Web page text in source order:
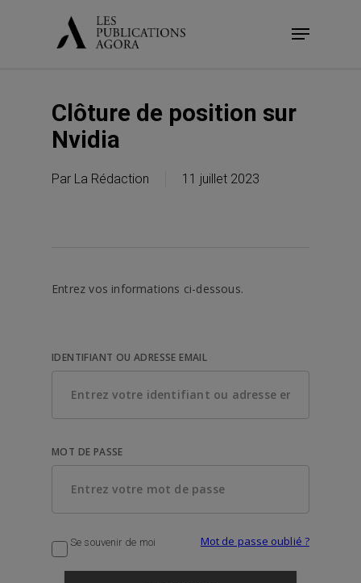
Menu
Clôture de position sur
Nvidia
Par La Rédaction 11 juillet 2023
Entrez vos informations ci-dessous.
IDENTIFIANT OU ADRESSE EMAIL
MOT DE PASSE
Se souvenir de moi Mot de passe oublié ?